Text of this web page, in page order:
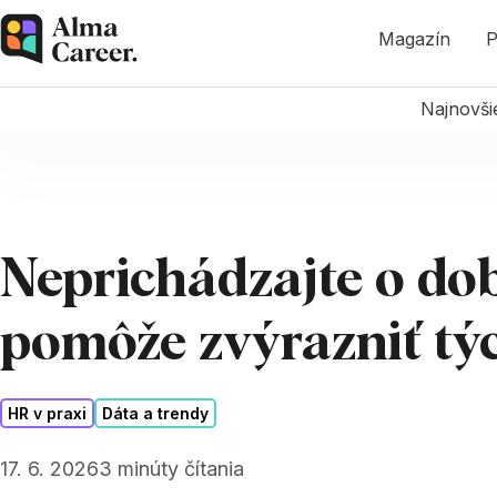
Magazín
Neprichádzajte o
pomôže zvýrazniť
HR v praxi Dáta a trendy
17. 6. 20263 minúty čítania